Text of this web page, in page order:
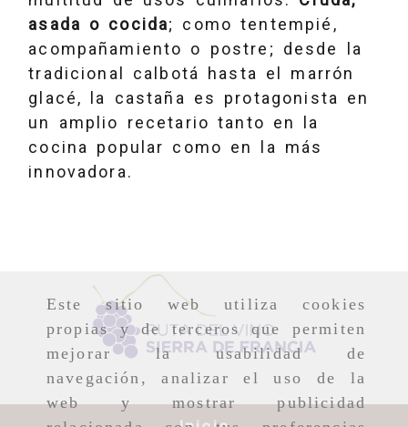
Este sitio web utiliza cookies
propias y de terceros que permiten
mejorar la usabilidad de
navegación, analizar el uso de la
web y mostrar publicidad
asada o cocida; como tentempié,
acompañamiento o postre; desde la
tradicional calbotá hasta el marrón
glacé, la castaña es protagonista en
un amplio recetario tanto en la
cocina popular como en la más
innovadora.